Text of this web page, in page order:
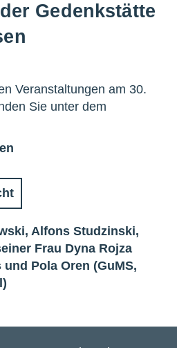
Gedenkstätte
Veranstaltungen am 30.
Sie unter dem